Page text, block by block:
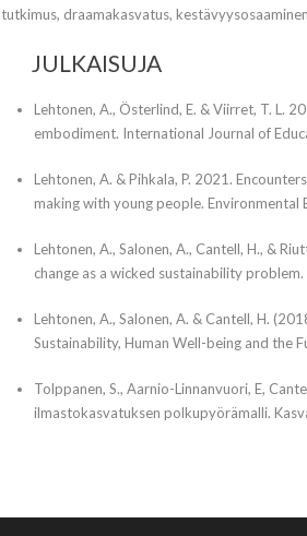
tutkimus, draamakasvatus, kestävyysosaaminen
JULKAISUJA
Lehtonen, A., Österlind, E. & Viirret, T. L.
embodiment. International Journal of
Lehtonen, A. & Pihkala, P. 2021.
making with young people. Environmental
Lehtonen, A., Salonen, A., Cantell, H., &
change as a wicked sustainability
Lehtonen, A., Salonen, A. & Cantell, H.
Sustainability, Human Well-being and the
Tolppanen, S., Aarnio-Linnanvuori, E,
ilmastokasvatuksen polkupyörämalli.